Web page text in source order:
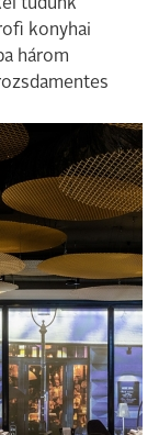
tudunk
konyhai
három